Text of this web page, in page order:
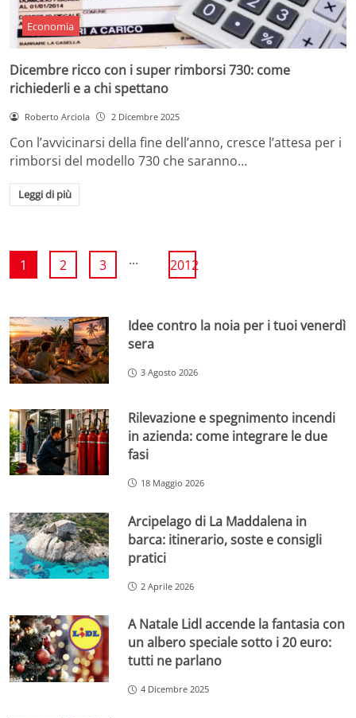
Economia
Dicembre ricco con i super rimborsi 730: come
richiederli e a chi spettano
Roberto Arciola 2 Dicembre 2025
Con l’avvicinarsi della fine dell’anno, cresce l’attesa per i
rimborsi del modello 730 che saranno…
Leggi di più
1 2 3 ... 2012
Idee contro la noia per i tuoi venerdì
sera
3 Agosto 2026
Rilevazione e spegnimento incendi
in azienda: come integrare le due
fasi
18 Maggio 2026
Arcipelago di La Maddalena in
barca: itinerario, soste e consigli
pratici
2 Aprile 2026
A Natale Lidl accende la fantasia con
un albero speciale sotto i 20 euro:
tutti ne parlano
4 Dicembre 2025